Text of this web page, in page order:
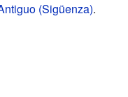
(Sigüenza).